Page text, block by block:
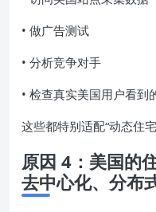
• 做广告测试
• 分析竞争对手
• 检查真实美国用户看到
这些都特别适配“动态住宅
原因 4：美国的
去中心化、分布